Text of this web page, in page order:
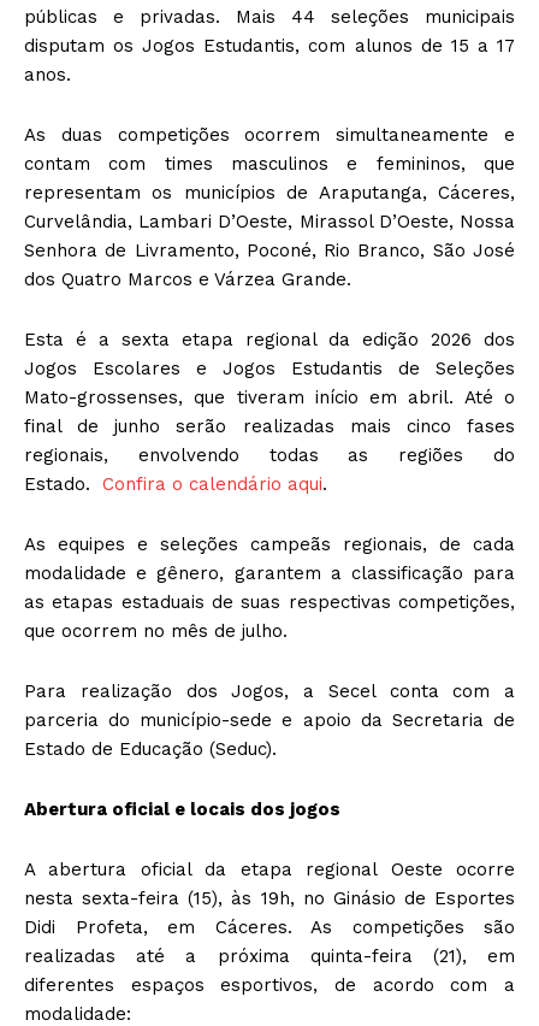
públicas e privadas. Mais 44 seleções municipais
disputam os Jogos Estudantis, com alunos de 15 a 17
anos.
As duas competições ocorrem simultaneamente e
contam com times masculinos e femininos, que
representam os municípios de Araputanga, Cáceres,
Curvelândia, Lambari D’Oeste, Mirassol D’Oeste, Nossa
Senhora de Livramento, Poconé, Rio Branco, São José
dos Quatro Marcos e Várzea Grande.
Esta é a sexta etapa regional da edição 2026 dos
Jogos Escolares e Jogos Estudantis de Seleções
Mato-grossenses, que tiveram início em abril. Até o
final de junho serão realizadas mais cinco fases
regionais, envolvendo todas as regiões do
Estado. Confira o calendário aqui.
As equipes e seleções campeãs regionais, de cada
modalidade e gênero, garantem a classificação para
as etapas estaduais de suas respectivas competições,
que ocorrem no mês de julho.
Para realização dos Jogos, a Secel conta com a
parceria do município-sede e apoio da Secretaria de
Estado de Educação (Seduc).
Abertura oficial e locais dos jogos
A abertura oficial da etapa regional Oeste ocorre
nesta sexta-feira (15), às 19h, no Ginásio de Esportes
Didi Profeta, em Cáceres. As competições são
realizadas até a próxima quinta-feira (21), em
diferentes espaços esportivos, de acordo com a
modalidade: